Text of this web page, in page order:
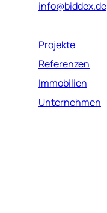
info@biddex.de
Projekte
Referenzen
Immobilien
Unternehmen